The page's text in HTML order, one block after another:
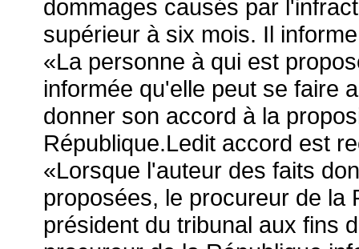
dommages causés par
supérieur à six mois. Il
«La personne à qui est
informée qu'elle peut se faire
donner son accord à la
République.Ledit accord est
«Lorsque l'auteur des faits
proposées, le procureur de la
président du tribunal aux fins